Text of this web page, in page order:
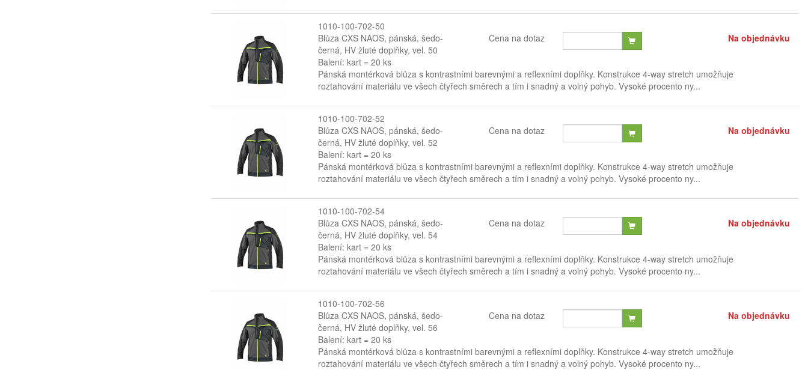
1010-100-702-50
Blůza CXS NAOS, pánská, šedo-
černá, HV žluté doplňky, vel. 50
Balení: kart = 20 ks
Cena na dotaz Na objednávku
Pánská montérková blůza s kontrastními barevnými a reflexními doplňky. Konstrukce 4-way stretch umožňuje
roztahování materiálu ve všech čtyřech směrech a tím i snadný a volný pohyb. Vysoké procento ny...
1010-100-702-52
Blůza CXS NAOS, pánská, šedo-
černá, HV žluté doplňky, vel. 52
Balení: kart = 20 ks
Cena na dotaz Na objednávku
Pánská montérková blůza s kontrastními barevnými a reflexními doplňky. Konstrukce 4-way stretch umožňuje
roztahování materiálu ve všech čtyřech směrech a tím i snadný a volný pohyb. Vysoké procento ny...
1010-100-702-54
Blůza CXS NAOS, pánská, šedo-
černá, HV žluté doplňky, vel. 54
Balení: kart = 20 ks
Cena na dotaz Na objednávku
Pánská montérková blůza s kontrastními barevnými a reflexními doplňky. Konstrukce 4-way stretch umožňuje
roztahování materiálu ve všech čtyřech směrech a tím i snadný a volný pohyb. Vysoké procento ny...
1010-100-702-56
Blůza CXS NAOS, pánská, šedo-
černá, HV žluté doplňky, vel. 56
Balení: kart = 20 ks
Cena na dotaz Na objednávku
Pánská montérková blůza s kontrastními barevnými a reflexními doplňky. Konstrukce 4-way stretch umožňuje
roztahování materiálu ve všech čtyřech směrech a tím i snadný a volný pohyb. Vysoké procento ny...